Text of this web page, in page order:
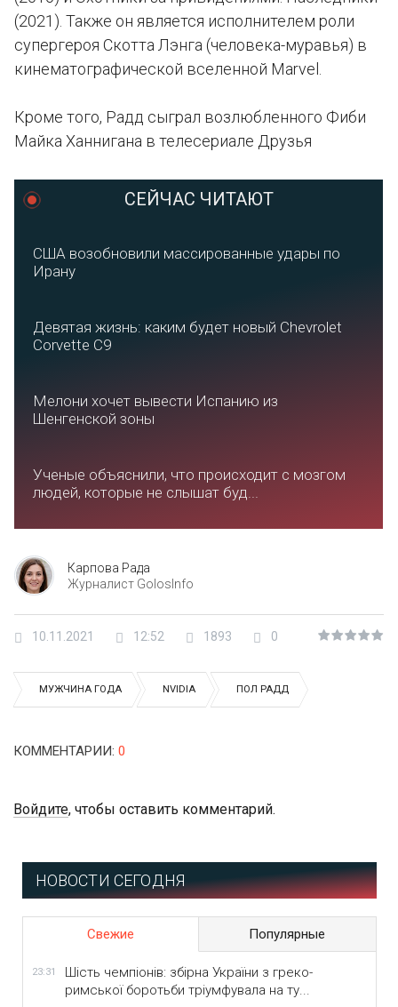
(2021). Также он является исполнителем роли
супергероя Скотта Лэнга (человека-муравья) в
кинематографической вселенной Marvel.
Кроме того, Радд сыграл возлюбленного Фиби
Майка Ханнигана в телесериале Друзья
СЕЙЧАС ЧИТАЮТ
США возобновили массированные удары по
Ирану
Девятая жизнь: каким будет новый Chevrolet
Corvette C9
Мелони хочет вывести Испанию из
Шенгенской зоны
Ученые объяснили, что происходит с мозгом
людей, которые не слышат буд...
Карпова Рада
Журналист GolosInfo
10.11.2021 12:52 1893 0
МУЖЧИНА ГОДА NVIDIA ПОЛ РАДД
КОММЕНТАРИИ: 0
Войдите, чтобы оставить комментарий.
НОВОСТИ СЕГОДНЯ
Свежие Популярные
23:31
Шість чемпіонів: збірна України з греко-
римської боротьби тріумфувала на ту...